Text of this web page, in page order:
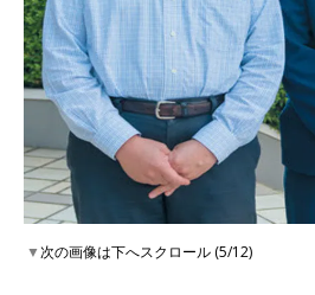
▼次の画像は下へスクロール (5/12)